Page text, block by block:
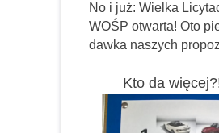
No i już: Wielka
WOŚP otwarta! Oto
dawka naszych
Kto da